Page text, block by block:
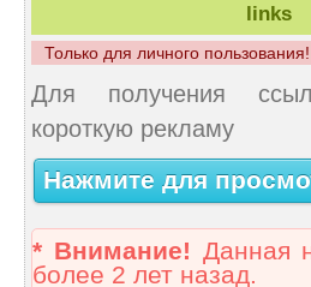
links
Только для личного
Для получения
короткую рекламу
Нажмите для
* Внимание! Данная
более 2 лет назад.